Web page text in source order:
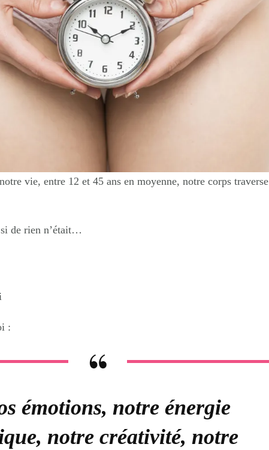
vie, entre 12 et 45 ans en moyenne, notre corps traverse
de rien n’était…
:
émotions, notre énergie
notre créativité, notre